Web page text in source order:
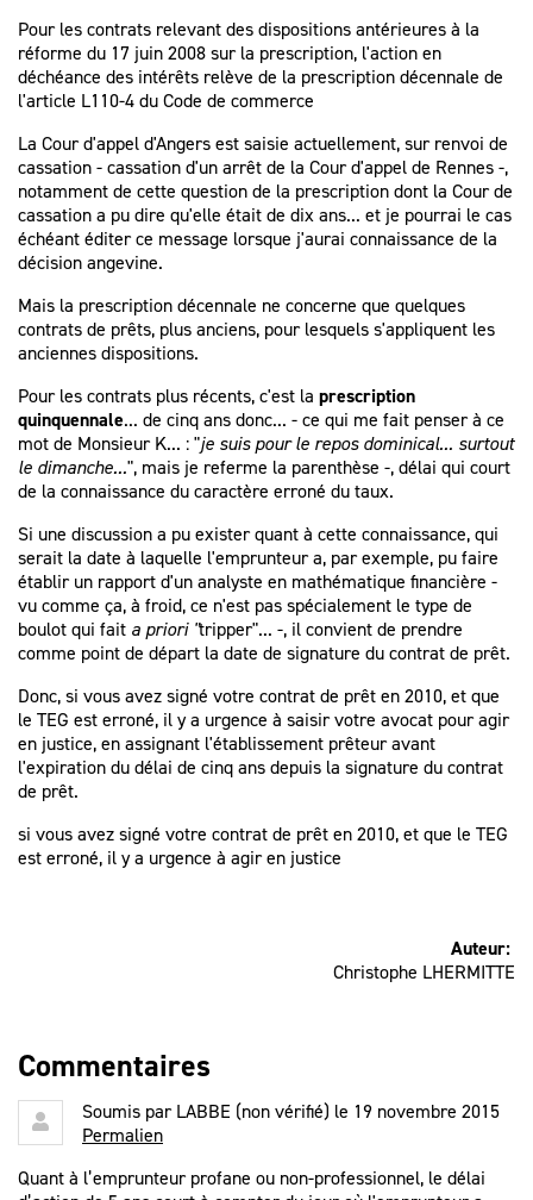
Pour les contrats relevant des dispositions antérieures à la
réforme du 17 juin 2008 sur la prescription, l'action en
déchéance des intérêts relève de la prescription décennale de
l'article L110-4 du Code de commerce
La Cour d'appel d'Angers est saisie actuellement, sur renvoi de
cassation - cassation d'un arrêt de la Cour d'appel de Rennes -,
notamment de cette question de la prescription dont la Cour de
cassation a pu dire qu'elle était de dix ans... et je pourrai le cas
échéant éditer ce message lorsque j'aurai connaissance de la
décision angevine.
Mais la prescription décennale ne concerne que quelques
contrats de prêts, plus anciens, pour lesquels s'appliquent les
anciennes dispositions.
Pour les contrats plus récents, c'est la prescription
quinquennale... de cinq ans donc... - ce qui me fait penser à ce
mot de Monsieur K... : "je suis pour le repos dominical... surtout
le dimanche...", mais je referme la parenthèse -, délai qui court
de la connaissance du caractère erroné du taux.
Si une discussion a pu exister quant à cette connaissance, qui
serait la date à laquelle l'emprunteur a, par exemple, pu faire
établir un rapport d'un analyste en mathématique financière -
vu comme ça, à froid, ce n'est pas spécialement le type de
boulot qui fait a priori "tripper"... -, il convient de prendre
comme point de départ la date de signature du contrat de prêt.
Donc, si vous avez signé votre contrat de prêt en 2010, et que
le TEG est erroné, il y a urgence à saisir votre avocat pour agir
en justice, en assignant l'établissement prêteur avant
l'expiration du délai de cinq ans depuis la signature du contrat
de prêt.
si vous avez signé votre contrat de prêt en 2010, et que le TEG
est erroné, il y a urgence à agir en justice
Auteur:
Christophe LHERMITTE
Commentaires
Soumis parLABBE (non vérifié) le 19 novembre 2015
Permalien
Quant à l’emprunteur profane ou non-professionnel, le délai